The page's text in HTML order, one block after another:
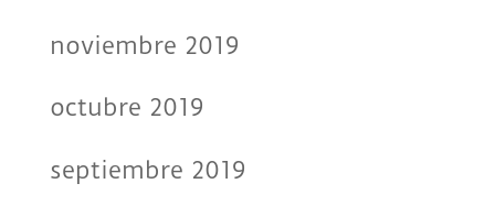
noviembre 2019
octubre 2019
septiembre 2019